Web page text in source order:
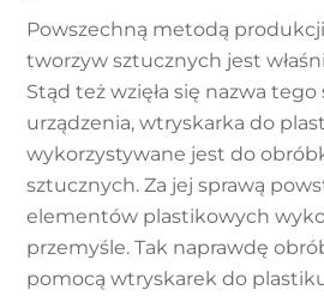
Powszechną metodą
tworzyw sztucznych jest
Stąd też wzięła się nazwa
urządzenia, wtryskarka do
wykorzystywane jest do
sztucznych. Za jej sprawą
elementów plastikowych
przemyśle. Tak naprawdę
pomocą wtryskarek do